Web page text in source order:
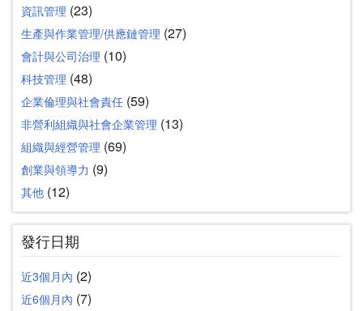
資訊管理 (23)
生產與作業管理/供應鏈管理 (27)
會計與公司治理 (10)
科技管理 (48)
企業倫理與社會責任 (59)
非營利組織與社會企業管理 (13)
組織與經營管理 (69)
創業與領導力 (9)
其他 (12)
發行日期
近3個月內 (2)
近6個月內 (7)